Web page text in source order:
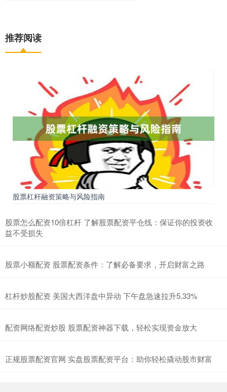
推荐阅读
股票杠杆融资策略与风险指南
股票怎么配资10倍杠杆 了解股票配资平仓线：保证你的投资收
益不受损失
股票小额配资 股票配资条件：了解必备要求，开启财富之路
杠杆炒股配资 美国大西洋盘中异动 下午盘急速拉升5.33%
配资网络配资炒股 股票配资神器下载，轻松实现资金放大
正规股票配资官网 实盘股票配资平台：助你轻松撬动股市财富